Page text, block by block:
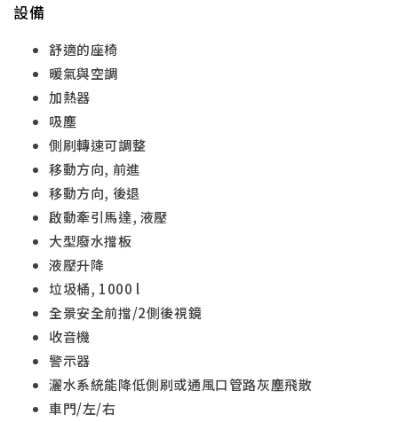
設備
舒適的座椅
暖氣與空調
加熱器
吸塵
側刷轉速可調整
移動方向, 前進
移動方向, 後退
啟動牽引馬達, 液壓
大型廢水擋板
液壓升降
垃圾桶, 1000 l
全景安全前擋/2側後視鏡
收音機
警示器
灑水系統能降低側刷或通風口管路灰塵飛散
車門/左/右